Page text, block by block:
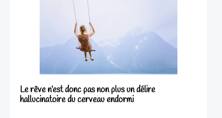
Le rêve n’est donc pas non plus un délire
hallucinatoire du cerveau endormi